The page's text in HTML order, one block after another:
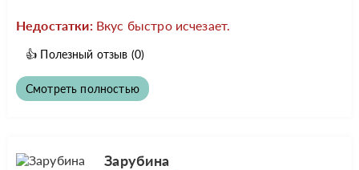
Недостатки: Вкус быстро исчезает.
👍 Полезный отзыв (0)
Смотреть полностью
Зарубина